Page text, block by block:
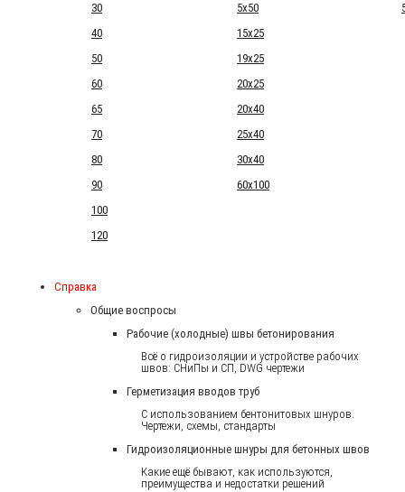
30
5x50
40
15x25
50
19x25
60
20x25
65
20x40
70
25x40
80
30x40
90
60x100
100
120
Справка
Общие воспросы
Рабочие (холодные) швы бетонирования
Всё о гидроизоляции и устройстве рабочих
швов: СНиПы и СП, DWG чертежи
Герметизация вводов труб
С использованием бентонитовых шнуров.
Чертежи, схемы, стандарты
Гидроизоляционные шнуры для бетонных швов
Какие ещё бывают, как используются,
преимущества и недостатки решений